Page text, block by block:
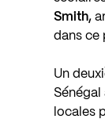
Smith,
dans ce
Un
Sénégal
locales